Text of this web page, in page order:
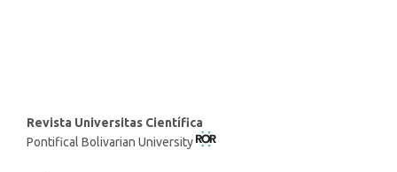
Main
Article
Revista Universitas Científica
Pontifical Bolivarian University